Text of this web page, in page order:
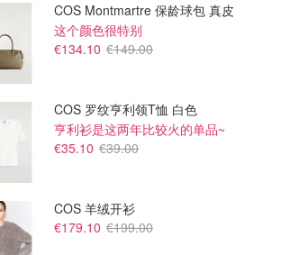
COS Montmartre 保龄球包 真皮
这个颜色很特别
€134.10 €149.00
COS 罗纹亨利领T恤 白色
亨利衫是这两年比较火的单品~
€35.10 €39.00
COS 羊绒开衫
€179.10 €199.00